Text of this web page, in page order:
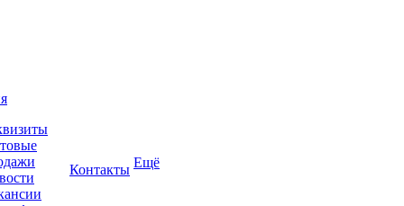
Контакты Ещё